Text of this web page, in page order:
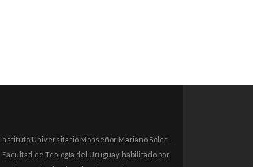
Instituto Universitario Monseñor Mariano Soler -
Facultad de Teología del Uruguay, habilitado por